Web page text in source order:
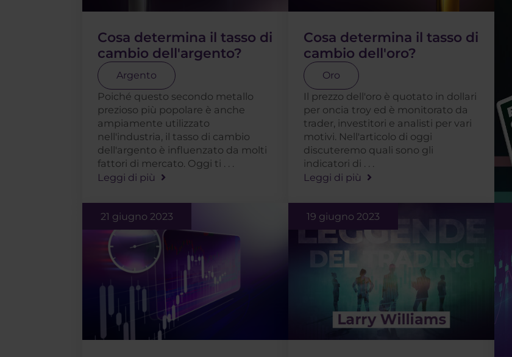
Cosa determina il tasso di
cambio dell'argento?
Argento
Poiché questo secondo metallo
prezioso più popolare è anche
ampiamente utilizzato
nell'industria, il tasso di cambio
dell'argento è influenzato da molti
fattori di mercato. Oggi ti . . .
Leggi di più
Cosa determina il tasso di
cambio dell'oro?
Oro
Il prezzo dell'oro è quotato in dollari
per oncia troy ed è monitorato da
trader, investitori e analisti per vari
motivi. Nell'articolo di oggi
discuteremo quali sono gli
indicatori di . . .
Leggi di più
21 giugno 2023 19 giugno 2023